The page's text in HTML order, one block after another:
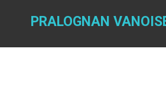
PRALOGNAN